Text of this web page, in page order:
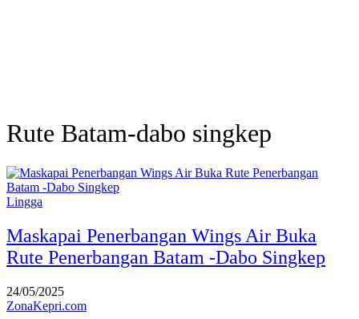
Rute Batam-dabo singkep
Lingga
Maskapai Penerbangan Wings Air Buka
Rute Penerbangan Batam -Dabo Singkep
24/05/2025
ZonaKepri.com